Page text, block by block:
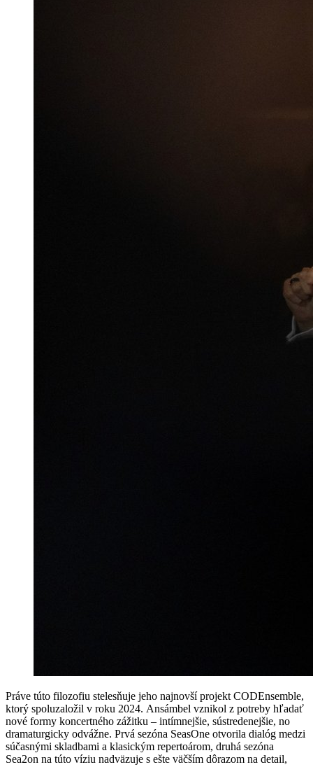
Práve túto filozofiu stelesňuje jeho najnovší projekt CODEnsemble,
ktorý spoluzaložil v roku 2024. Ansámbel vznikol z potreby hľadať
nové formy koncertného zážitku – intímnejšie, sústredenejšie, no
dramaturgicky odvážne. Prvá sezóna SeasOne otvorila dialóg medzi
súčasnými skladbami a klasickým repertoárom, druhá sezóna
Sea2on na túto víziu nadväzuje s ešte väčším dôrazom na detail,